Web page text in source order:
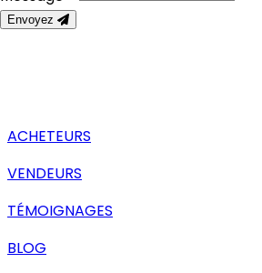
ACHETEURS
VENDEURS
TÉMOIGNAGES
BLOG
Envoyez